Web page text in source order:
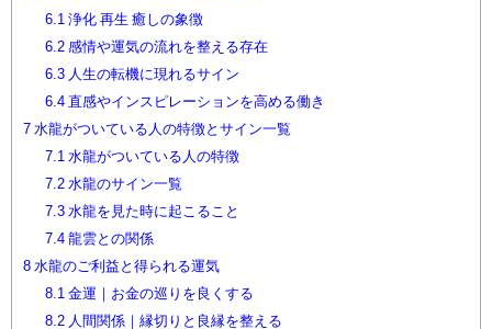
6.1 浄化 再生 癒しの象徴
6.2感情や運気の流れを整える存在
6.3人生の転機に現れるサイン
6.4直感やインスピレーションを高める働き
7 水龍がついている人の特徴とサイン一覧
7.1 水龍がついている人の特徴
7.2水龍のサイン一覧
7.3水龍を見た時に起こること
7.4龍雲との関係
8 水龍のご利益と得られる運気
8.1 金運｜お金の巡りを良くする
8.2人間関係｜縁切りと良縁を整える